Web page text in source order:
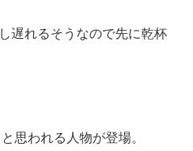
遅れるそうなので先に乾杯
思われる人物が登場。